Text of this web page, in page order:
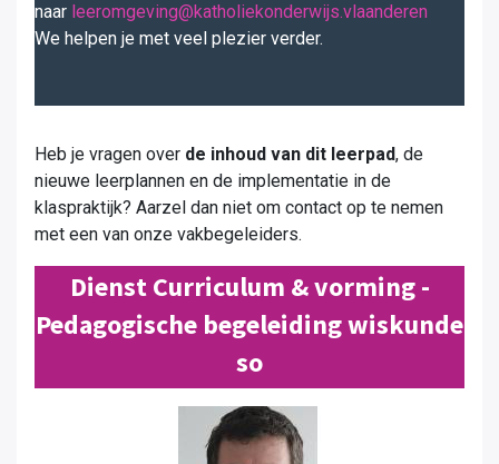
naar leeromgeving@katholiekonderwijs.vlaanderen
We helpen je met veel plezier verder.
Heb je vragen over de inhoud van dit leerpad, de
nieuwe leerplannen en de implementatie in de
klaspraktijk? Aarzel dan niet om contact op te nemen
met een van onze vakbegeleiders.
Dienst Curriculum & vorming -
Pedagogische begeleiding wiskunde
so